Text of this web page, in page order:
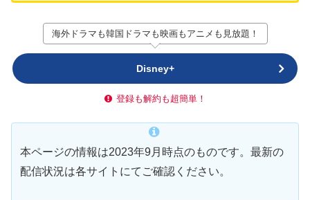
海外ドラマも韓国ドラマも映画もアニメも見放題！
Disney+
登録も解約も超簡単！
本ページの情報は2023年9月時点のものです。最新の
配信状況は各サイトにてご確認ください。